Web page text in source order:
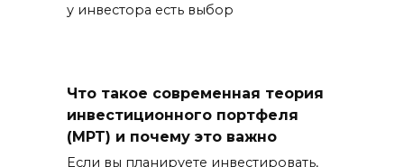
у инвестора есть выбор
Что такое современная теория
инвестиционного портфеля
(MPT) и почему это важно
Если вы планируете инвестировать,